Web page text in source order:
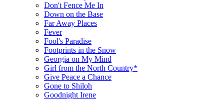
Don't Fence Me In
Down on the Base
Far Away Places
Fever
Fool's Paradise
Footprints in the Snow
Georgia on My Mind
Girl from the North Country*
Give Peace a Chance
Gone to Shiloh
Goodnight Irene